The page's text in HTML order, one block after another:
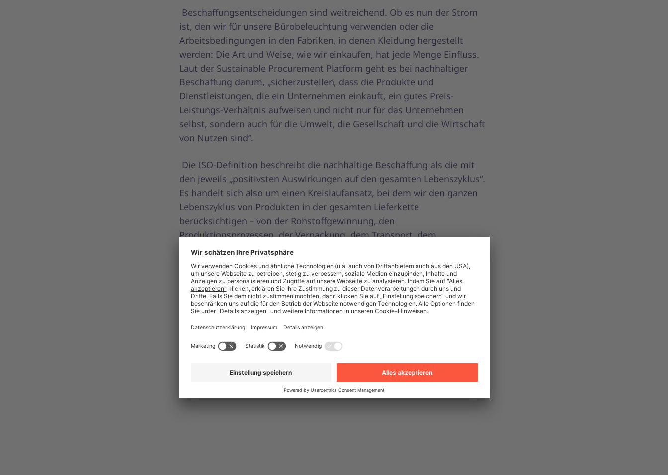
Beschaffungsentscheidungen sind weitreichend. Ob es nun der Strom
ist, den wir für unsere Bürobeleuchtung verwenden oder die
Arbeitsbedingungen in den Fabriken, in denen Kleidung hergestellt
werden: Die Art und Weise, wie wir einkaufen, hat jede Menge Einfluss.
Laut der Sustainable Procurement Platform geht es bei nachhaltiger
Beschaffung darum, „sicherzustellen, dass die Produkte und
Dienstleistungen, die ein Unternehmen einkauft, ein gutes Preis-
Leistungs-Verhältnis aufweisen und nicht nur für das Unternehmen
selbst, sondern auch für die Umwelt, die Gesellschaft und die Wirtschaft
von Nutzen sind“.
Die ISO-Definition beschreibt die nachhaltige Beschaffung als die mit
den jeweils „positivsten Auswirkungen auf den gesamten Lebenszyklus“.
Es handelt sich also um einen Kreislaufansatz, bei dem wir den ganzen
Lebenszyklus von Produkten in der gesamten Lieferkette
berücksichtigen – von der Rohstoffgewinnung, den
Produktionsprozessen, der Verpackung, dem Transport, dem
Einzelhandel und der Nutzung bis hin zur Entsorgung bzw. Recycling.
So wird sichergestellt, dass unsere Einkäufe mit den übergeordneten
Unternehmenszielen sowie den17 Zielen für nachhaltige Entwicklung
der Vereinten Nationenübereinstimmen. Diese wurden 2015 als
allgemeine Handlungsaufforderung angenommen, um die Armut zu
beenden, den Planeten zu schützen und dafür zu sorgen, dass alle
Menschen bis 2030 in Frieden und Wohlstand leben können. Darin
verantwortungsvoller Konsum und Produktion sowie die Beseitigung
von Ungleichheiten abgedeckt.